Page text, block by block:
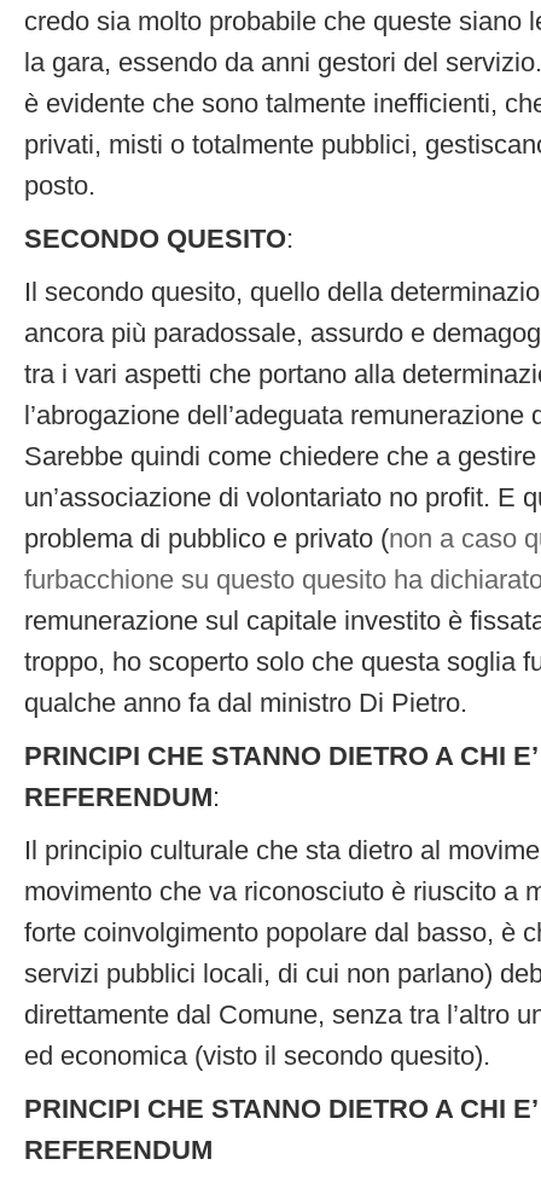
credo sia molto probabile che queste siano
la gara, essendo da anni gestori del
è evidente che sono talmente inefficienti,
privati, misti o totalmente pubblici,
posto.
SECONDO QUESITO:
Il secondo quesito, quello della
ancora più paradossale, assurdo e
tra i vari aspetti che portano alla
l’abrogazione dell’adeguata
Sarebbe quindi come chiedere che a
un’associazione di volontariato no profit. E
problema di pubblico e privato (non a caso
furbacchione su questo quesito ha
remunerazione sul capitale investito è
troppo, ho scoperto solo che questa soglia
qualche anno fa dal ministro Di Pietro.
PRINCIPI CHE STANNO DIETRO A CHI
REFERENDUM:
Il principio culturale che sta dietro al
movimento che va riconosciuto è riuscito a
forte coinvolgimento popolare dal basso, è
servizi pubblici locali, di cui non parlano)
direttamente dal Comune, senza tra l’altro
ed economica (visto il secondo quesito).
PRINCIPI CHE STANNO DIETRO A CHI
REFERENDUM